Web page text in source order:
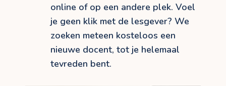
online of op een andere plek. Voel
je geen klik met de lesgever? We
zoeken meteen kosteloos een
nieuwe docent, tot je helemaal
tevreden bent.